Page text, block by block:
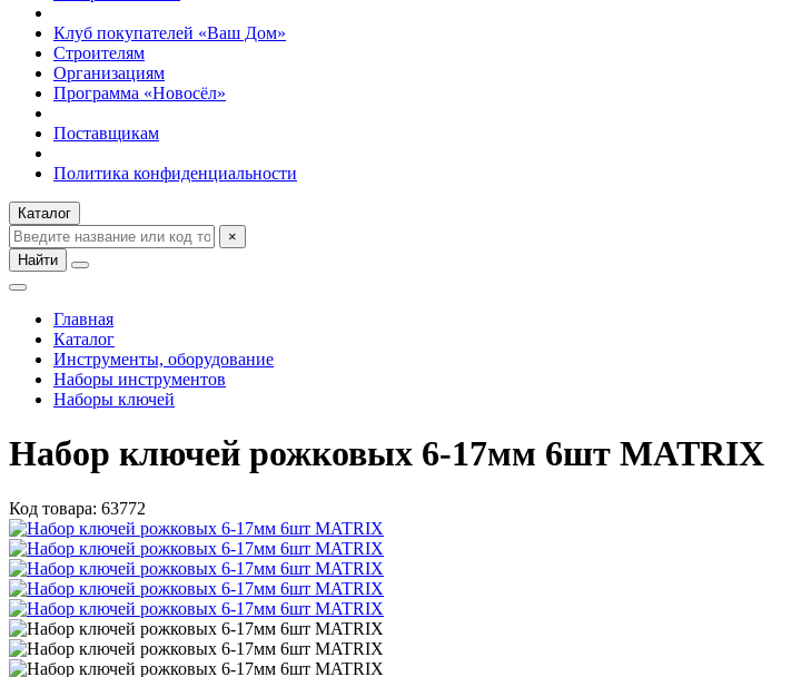
Клуб покупателей «Ваш Дом»
Строителям
Организациям
Программа «Новосёл»
Поставщикам
Политика конфиденциальности
Каталог
×
Найти
Главная
Каталог
Инструменты, оборудование
Наборы инструментов
Наборы ключей
Набор ключей рожковых 6-17мм 6шт MATRIX
Код товара: 63772